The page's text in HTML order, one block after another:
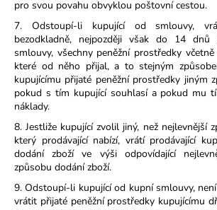
pro svou povahu obvyklou poštovní cestou.
7. Odstoupí-li kupující od smlouvy,
bezodkladně, nejpozději však do 14
smlouvy, všechny peněžní prostředky
které od něho přijal, a to stejným
kupujícímu přijaté peněžní prostředky jiným
pokud s tím kupující souhlasí a pokud mu
náklady.
8. Jestliže kupující zvolil jiný, než nejlevnější
který prodávající nabízí, vrátí prodávající
dodání zboží ve výši odpovídající
způsobu dodání zboží.
9. Odstoupí-li kupující od kupní smlouvy,
vrátit přijaté peněžní prostředky kupujícímu